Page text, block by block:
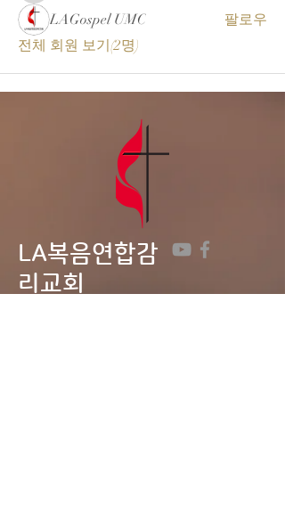
LAGospel UMC
팔로우
전체 회원 보기(2명)
LA복음연합감
리교회